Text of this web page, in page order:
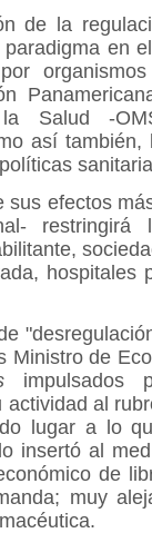
de la
en
organismos
Salud -
así también,
efectos
restringirá
hospitales
Ministro de
impulsados
al
lugar a lo
insertó al
de
muy